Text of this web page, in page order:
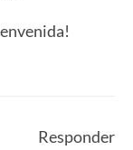
Responder